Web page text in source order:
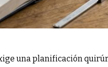
una planificación